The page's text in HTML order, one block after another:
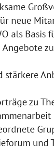
neue
als
stärkere
zu
und